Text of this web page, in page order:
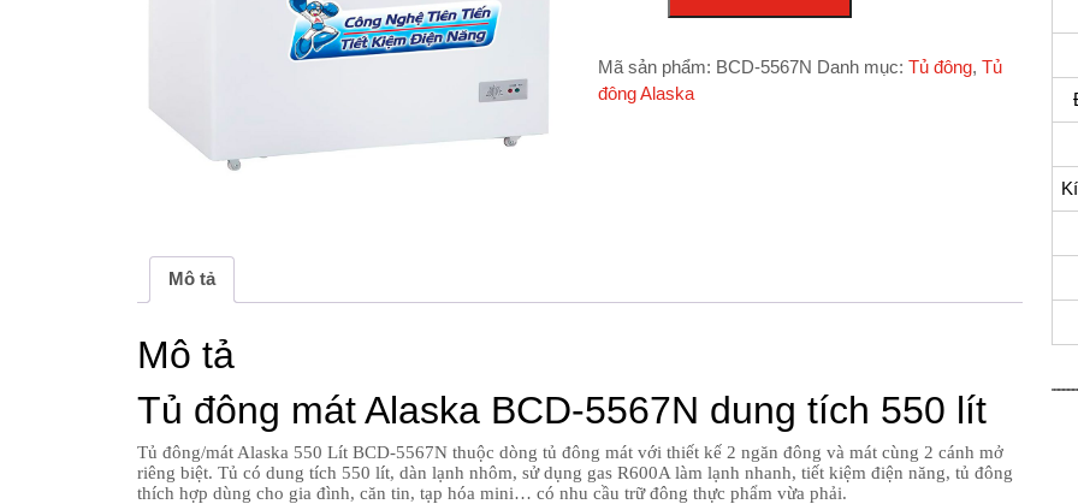
Mã sản phẩm: BCD-5567N Danh mục: Tủ đông, Tủ
đông Alaska
Mô tả
Mô tả
Tủ đông mát Alaska BCD-5567N dung tích 550 lít
Tủ đông/mát Alaska 550 Lít BCD-5567N thuộc dòng tủ đông mát với thiết kế 2 ngăn đông và mát cùng 2 cánh mở
riêng biệt. Tủ có dung tích 550 lít, dàn lạnh nhôm, sử dụng gas R600A làm lạnh nhanh, tiết kiệm điện năng, tủ đông
thích hợp dùng cho gia đình, căn tin, tạp hóa mini… có nhu cầu trữ đông thực phẩm vừa phải.